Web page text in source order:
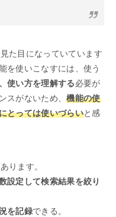
た目になっていています
を使いこなすには、使う
使い方を理解する必要が
スがないため、機能の使
とっては使いづらいと感
ります。
設定して検索結果を絞り
を記録できる。